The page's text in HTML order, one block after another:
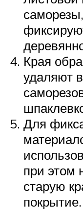
Края
удаляют
Для
при этом
старую
покрытие.